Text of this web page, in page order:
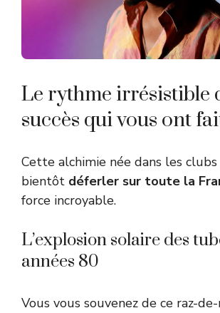
Le rythme irrésistible
succès qui vous ont
Cette alchimie née dans les clubs
bientôt déferler sur toute la
force incroyable.
L’explosion solaire des
années 80
Vous vous souvenez de ce raz-